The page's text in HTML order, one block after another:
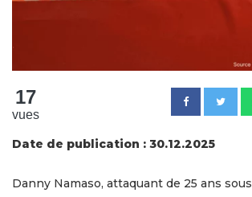
17
vues
Date de publication : 30.12.2025
Danny Namaso, attaquant de 25 ans